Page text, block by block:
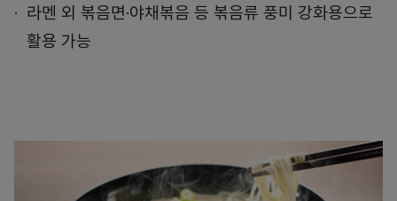
라멘 외 볶음면·야채볶음 등 볶음류 풍미 강화용으로
활용 가능